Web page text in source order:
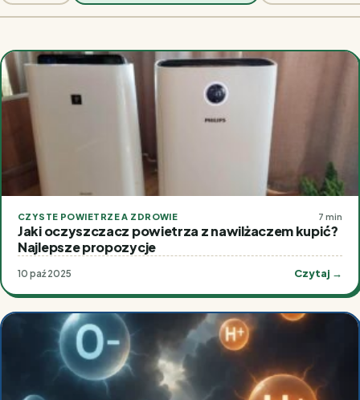
CZYSTE POWIETRZE A ZDROWIE 7 min
Jaki oczyszczacz powietrza z nawilżaczem kupić?
Najlepsze propozycje
10 paź 2025 Czytaj →